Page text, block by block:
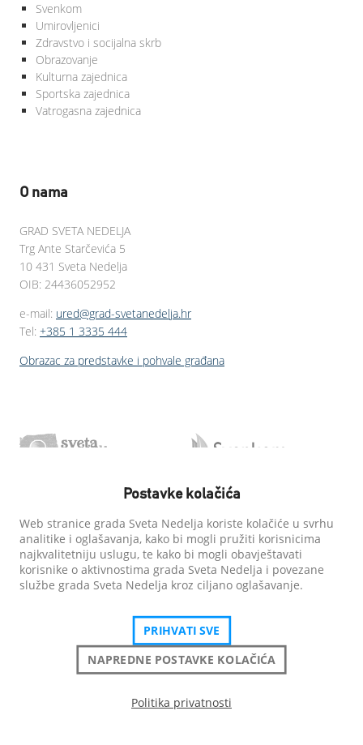
Svenkom
Umirovljenici
Zdravstvo i socijalna skrb
Obrazovanje
Kulturna zajednica
Sportska zajednica
Vatrogasna zajednica
O nama
GRAD SVETA NEDELJA
Trg Ante Starčevića 5
10 431 Sveta Nedelja
OIB: 24436052952
e-mail: ured@grad-svetanedelja.hr
Tel: +385 1 3335 444
Obrazac za predstavke i pohvale građana
Postavke kolačića
Web stranice grada Sveta Nedelja koriste kolačiće u svrhu
analitike i oglašavanja, kako bi mogli pružiti korisnicima
najkvalitetniju uslugu, te kako bi mogli obavještavati
korisnike o aktivnostima grada Sveta Nedelja i povezane
službe grada Sveta Nedelja kroz ciljano oglašavanje.
PRIHVATI SVE
NAPREDNE POSTAVKE KOLAČIĆA
Politika privatnosti